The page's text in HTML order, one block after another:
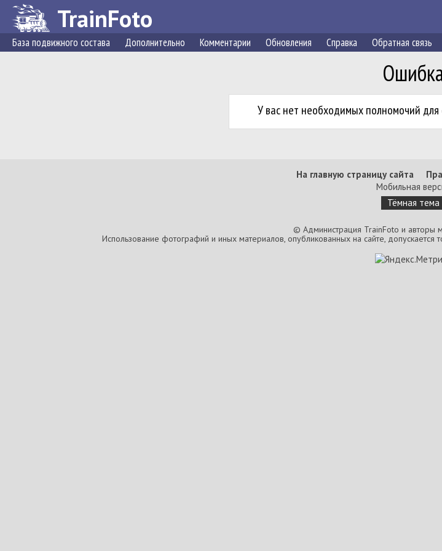
TrainFoto
База подвижного состава Дополнительно Комментарии Обновления Справка Обратная связь
У вас нет необходимых полномочий для
На главную страницу сайта
Мобильная
Тёмная тема
© Администрация TrainFoto и авторы
Использование фотографий и иных материалов, опубликованных на сайте, допускается